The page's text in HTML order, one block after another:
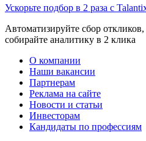
Ускорьте подбор в 2 раза с
Автоматизируйте сбор
собирайте аналитику в 2 клика
О компании
Наши вакансии
Партнерам
Реклама на сайте
Новости и статьи
Инвесторам
Кандидаты по профессиям